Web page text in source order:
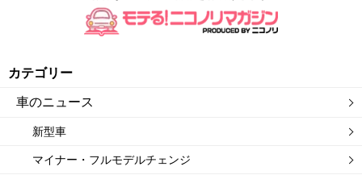
カテゴリー
車のニュース
新型車
マイナー・フルモデルチェンジ